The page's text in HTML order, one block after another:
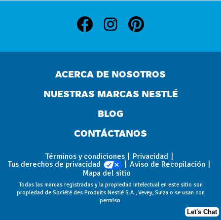
ACERCA DE NOSOTROS
NUESTRAS MARCAS NESTLÉ
BLOG
CONTÁCTANOS
Términos y condiciones
Privacidad
Tus derechos de privacidad
Aviso de Recopilación
Mapa del sitio
Todas las marcas registradas y la propiedad intelectual en este sitio son
propiedad de Société des Produits Nestlé S.A., Vevey, Suiza o se usan con
permiso.